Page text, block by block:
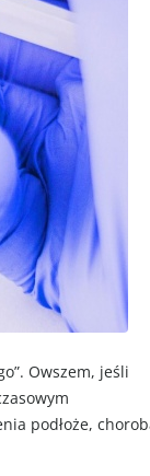
Owszem, jeśli
podłoże,